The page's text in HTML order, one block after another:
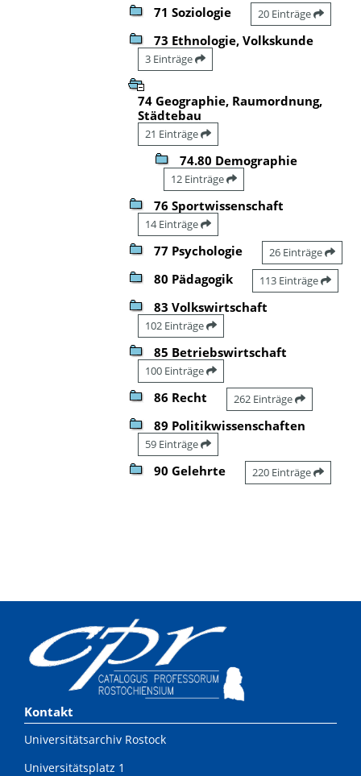
71 Soziologie 20 Einträge
73 Ethnologie, Volkskunde
3 Einträge
74 Geographie, Raumordnung,
Städtebau
21 Einträge
74.80 Demographie
12 Einträge
76 Sportwissenschaft
14 Einträge
77 Psychologie 26 Einträge
80 Pädagogik 113 Einträge
83 Volkswirtschaft
102 Einträge
85 Betriebswirtschaft
100 Einträge
86 Recht 262 Einträge
89 Politikwissenschaften
59 Einträge
90 Gelehrte 220 Einträge
Kontakt
Universitätsarchiv Rostock
Universitätsplatz 1